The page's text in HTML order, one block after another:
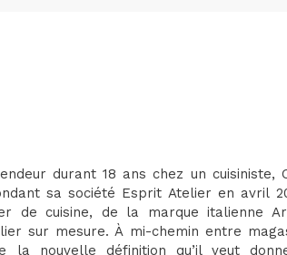
durant 18 ans chez un cuisiniste,
sa société Esprit Atelier en avril
de cuisine, de la marque italienne
sur mesure. À mi-chemin entre
la nouvelle définition qu’il veut